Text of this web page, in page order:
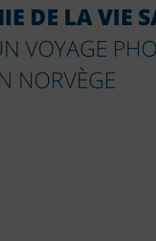
DE LA VIE
VOYAGE
NORVÈGE